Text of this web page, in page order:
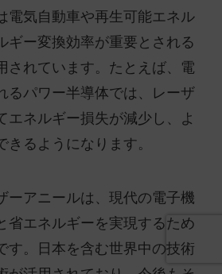
電気自動車や再生可能エネル
ギー変換効率が重要とされる
されています。たとえば、電
るパワー半導体では、レーザ
エネルギー損失が減少し、よ
きるようになります。
ーアニールは、現代の電子機
省エネルギーを実現するため
す。日本を含む世界中の技術